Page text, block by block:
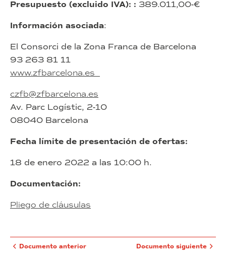
Presupuesto (excluido IVA): : 389.011,00-€
Información asociada:
El Consorci de la Zona Franca de Barcelona
93 263 81 11
www.zfbarcelona.es
czfb@zfbarcelona.es
Av. Parc Logístic, 2-10
08040 Barcelona
Fecha límite de presentación de ofertas:
18 de enero 2022 a las 10:00 h.
Documentación:
Pliego de cláusulas
Documento anterior Documento siguiente